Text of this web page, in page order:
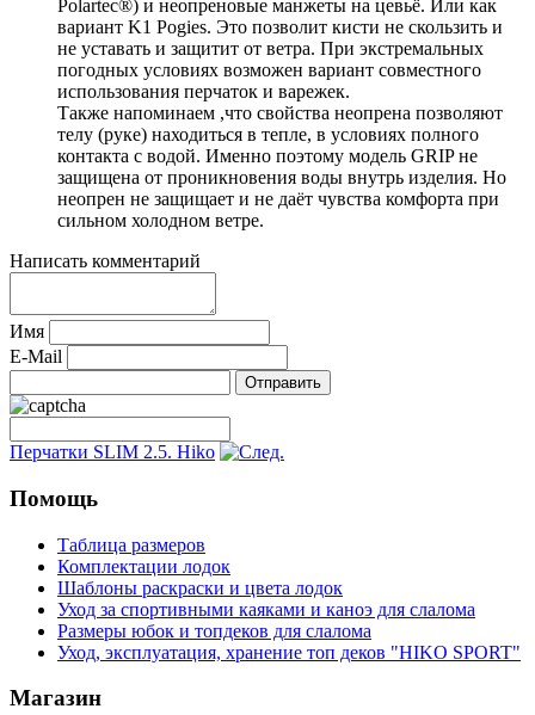
Polartec®) и неопреновые манжеты на цевьё. Или как
вариант K1 Pogies. Это позволит кисти не скользить и
не уставать и защитит от ветра. При экстремальных
погодных условиях возможен вариант совместного
использования перчаток и варежек.
Также напоминаем ,что свойства неопрена позволяют
телу (руке) находиться в тепле, в условиях полного
контакта с водой. Именно поэтому модель GRIP не
защищена от проникновения воды внутрь изделия. Но
неопрен не защищает и не даёт чувства комфорта при
сильном холодном ветре.
Написать комментарий
Имя
E-Mail
Перчатки SLIM 2.5. Hiko
Помощь
Таблица размеров
Комплектации лодок
Шаблоны раскраски и цвета лодок
Уход за спортивными каяками и каноэ для слалома
Размеры юбок и топдеков для слалома
Уход, эксплуатация, хранение топ деков "HIKO SPORT"
Магазин